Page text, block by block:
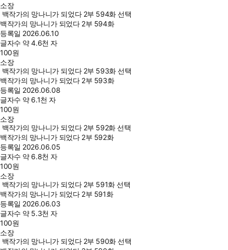
소장
백작가의 망나니가 되었다 2부 594화 선택
백작가의 망나니가 되었다 2부 594화
등록일 2026.06.10
글자수 약 4.6천 자
100원
소장
백작가의 망나니가 되었다 2부 593화 선택
백작가의 망나니가 되었다 2부 593화
등록일 2026.06.08
글자수 약 6.1천 자
100원
소장
백작가의 망나니가 되었다 2부 592화 선택
백작가의 망나니가 되었다 2부 592화
등록일 2026.06.05
글자수 약 6.8천 자
100원
소장
백작가의 망나니가 되었다 2부 591화 선택
백작가의 망나니가 되었다 2부 591화
등록일 2026.06.03
글자수 약 5.3천 자
100원
소장
백작가의 망나니가 되었다 2부 590화 선택